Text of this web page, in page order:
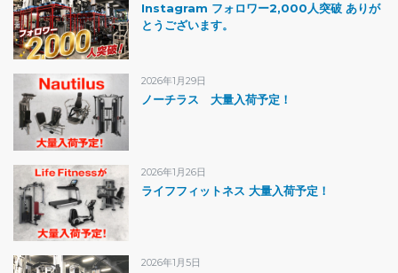
Instagram フォロワー2,000人突破 ありが
とうございます。
2026年1月29日
ノーチラス 大量入荷予定！
2026年1月26日
ライフフィットネス 大量入荷予定！
2026年1月5日